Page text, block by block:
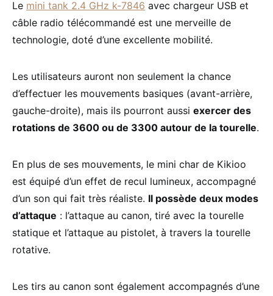
Le mini tank 2.4 GHz k-7846 avec chargeur USB et
câble radio télécommandé est une merveille de
technologie, doté d’une excellente mobilité.
Les utilisateurs auront non seulement la chance
d’effectuer les mouvements basiques (avant-arrière,
gauche-droite), mais ils pourront aussi exercer des
rotations de 3600 ou de 3300 autour de la tourelle.
En plus de ses mouvements, le mini char de Kikioo
est équipé d’un effet de recul lumineux, accompagné
d’un son qui fait très réaliste. Il possède deux modes
d’attaque : l’attaque au canon, tiré avec la tourelle
statique et l’attaque au pistolet, à travers la tourelle
rotative.
Les tirs au canon sont également accompagnés d’une